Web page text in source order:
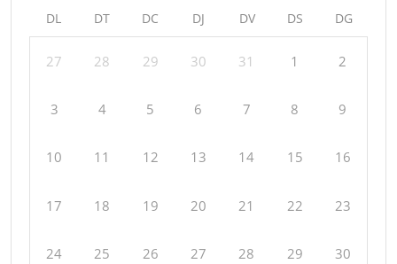
DL DT DC DJ DV DS DG
27 28 29 30 31 1 2
3 4 5 6 7 8 9
10 11 12 13 14 15 16
17 18 19 20 21 22 23
24 25 26 27 28 29 30